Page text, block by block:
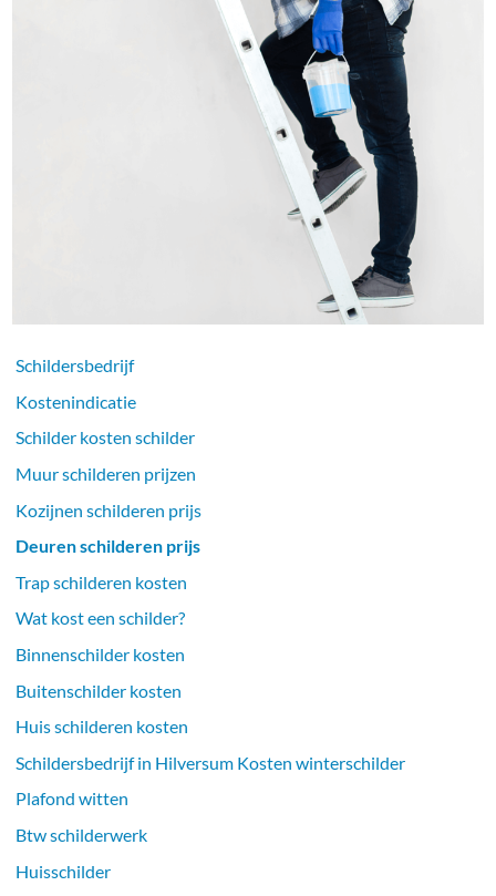
Schildersbedrijf
Kostenindicatie
Schilder kosten schilder
Muur schilderen prijzen
Kozijnen schilderen prijs
Deuren schilderen prijs
Trap schilderen kosten
Wat kost een schilder?
Binnenschilder kosten
Buitenschilder kosten
Huis schilderen kosten
Schildersbedrijf in Hilversum Kosten winterschilder
Plafond witten
Btw schilderwerk
Huisschilder